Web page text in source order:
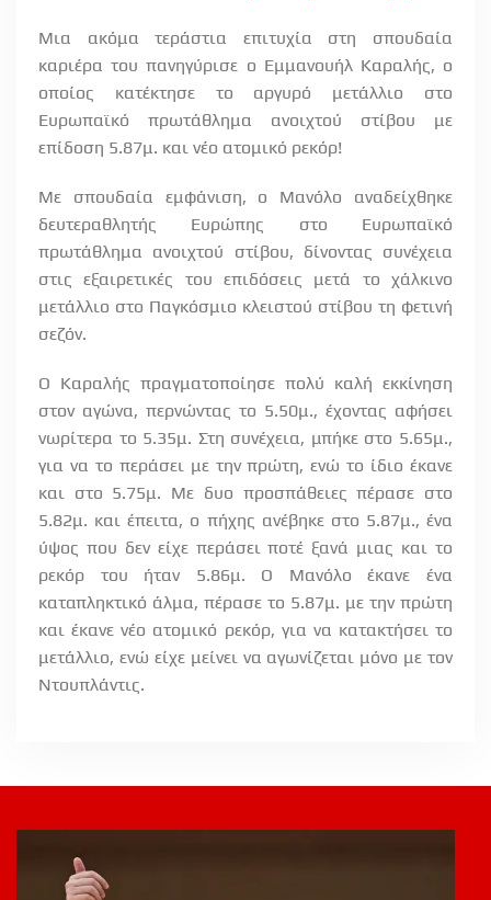
Μια ακόμα τεράστια επιτυχία στη σπουδαία
καριέρα του πανηγύρισε ο Εμμανουήλ Καραλής, ο
οποίος κατέκτησε το αργυρό μετάλλιο στο
Ευρωπαϊκό πρωτάθλημα ανοιχτού στίβου με
επίδοση 5.87μ. και νέο ατομικό ρεκόρ!
Με σπουδαία εμφάνιση, ο Μανόλο αναδείχθηκε
δευτεραθλητής Ευρώπης στο Ευρωπαϊκό
πρωτάθλημα ανοιχτού στίβου, δίνοντας συνέχεια
στις εξαιρετικές του επιδόσεις μετά το χάλκινο
μετάλλιο στο Παγκόσμιο κλειστού στίβου τη φετινή
σεζόν.
Ο Καραλής πραγματοποίησε πολύ καλή εκκίνηση
στον αγώνα, περνώντας το 5.50μ., έχοντας αφήσει
νωρίτερα το 5.35μ. Στη συνέχεια, μπήκε στο 5.65μ.,
για να το περάσει με την πρώτη, ενώ το ίδιο έκανε
και στο 5.75μ. Με δυο προσπάθειες πέρασε στο
5.82μ. και έπειτα, ο πήχης ανέβηκε στο 5.87μ., ένα
ύψος που δεν είχε περάσει ποτέ ξανά μιας και το
ρεκόρ του ήταν 5.86μ. Ο Μανόλο έκανε ένα
καταπληκτικό άλμα, πέρασε το 5.87μ. με την πρώτη
και έκανε νέο ατομικό ρεκόρ, για να κατακτήσει το
μετάλλιο, ενώ είχε μείνει να αγωνίζεται μόνο με τον
Ντουπλάντις.